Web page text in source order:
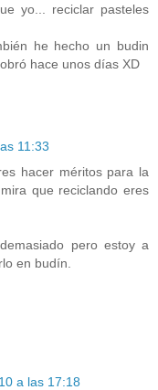
yo... reciclar pasteles
he hecho un budin
hace unos días XD
11:33
hacer méritos para la
que reciclando eres
pero estoy a
en budín.
a las 17:18